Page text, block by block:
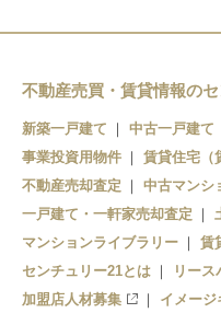
不動産売買・賃貸情報の
新築一戸建て 中古一戸建て
事業投資用物件
賃貸住宅（
不動産売却査定
中古マンシ
一戸建て・一軒家売却査定
マンションライブラリー
賃
センチュリー21とは
リース
加盟店人材募集
イメージ